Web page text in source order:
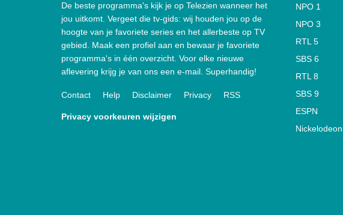
De beste programma's kijk je op Telezien wanneer het
jou uitkomt. Vergeet die tv-gids: wij houden jou op de
hoogte van je favoriete series en het allerbeste op TV
gebied. Maak een profiel aan en bewaar je favoriete
programma's in één overzicht. Voor elke nieuwe
aflevering krijg je van ons een e-mail. Superhandig!
Contact Help Disclaimer Privacy RSS
Privacy voorkeuren wijzigen
NPO 1
NPO 3
RTL 5
SBS 6
RTL 8
SBS 9
ESPN
Nickelodeon